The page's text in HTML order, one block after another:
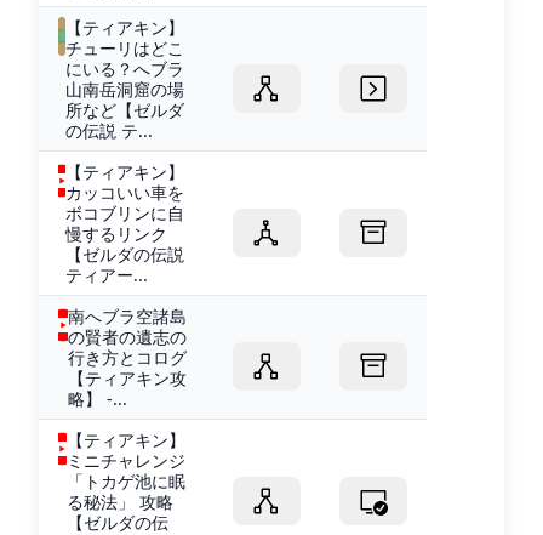
【ティアキン】
チューリはどこ
にいる？へブラ
山南岳洞窟の場
所など【ゼルダ
の伝説 テ...
【ティアキン】
カッコいい車を
ボコブリンに自
慢するリンク
【ゼルダの伝説
ティアー...
南へブラ空諸島
の賢者の遺志の
行き方とコログ
【ティアキン攻
略】 -...
【ティアキン】
ミニチャレンジ
「トカゲ池に眠
る秘法」 攻略
【ゼルダの伝